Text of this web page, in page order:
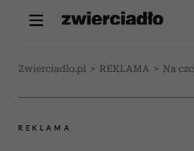
Zwierciadlo.pl > REKLAMA > Na
REKLAMA